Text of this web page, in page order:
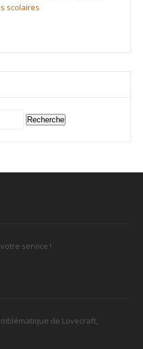
scolaires
Recherche
service !
de Lovecraft,